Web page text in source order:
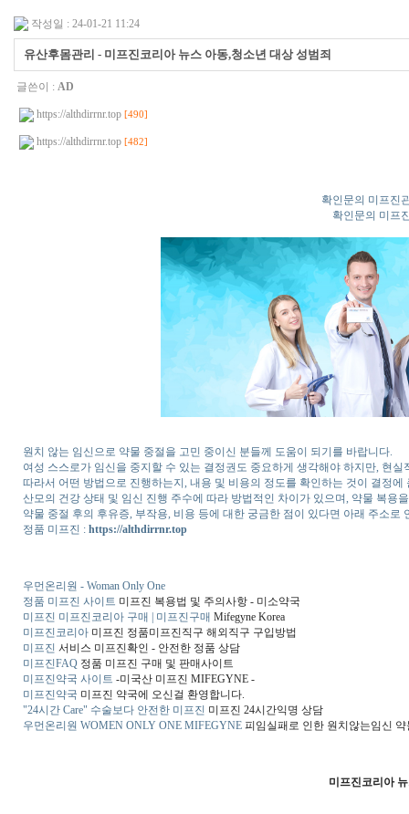
작성일 : 24-01-21 11:24
유산후몸관리 - 미프진코리아 뉴스 아동,청소년 대상 성범죄
글쓴이 : AD
https://althdirrnr.top [490]
https://althdirrnr.top [482]
확인문의 미프진
확인문의 미프
원치 않는 임신으로 약물 중절을 고민 중이신 분들께 도움이 되기를 바랍니다.
여성 스스로가 임신을 중지할 수 있는 결정권도 중요하게 생각해야 하지만, 현
따라서 어떤 방법으로 진행하는지, 내용 및 비용의 정도를 확인하는 것이 결정에
산모의 건강 상태 및 임신 진행 주수에 따라 방법적인 차이가 있으며, 약물 복용
약물 중절 후의 후유증, 부작용, 비용 등에 대한 궁금한 점이 있다면 아래 주소로
정품 미프진 : https://althdirrnr.top
우먼온리원 - Woman Only One
정품 미프진 사이트 미프진 복용법 및 주의사항 - 미소약국
미프진 미프진코리아 구매 | 미프진구매 Mifegyne Korea
미프진코리아 미프진 정품미프진직구 해외직구 구입방법
미프진 서비스 미프진확인 - 안전한 정품 상담
미프진FAQ 정품 미프진 구매 및 판매사이트
미프진약국 사이트 -미국산 미프진 MIFEGYNE -
미프진약국 미프진 약국에 오신걸 환영합니다.
"24시간 Care" 수술보다 안전한 미프진 미프진 24시간익명 상담
우먼온리원 WOMEN ONLY ONE MIFEGYNE 피임실패로 인한 원치않는임신
미프진코리아